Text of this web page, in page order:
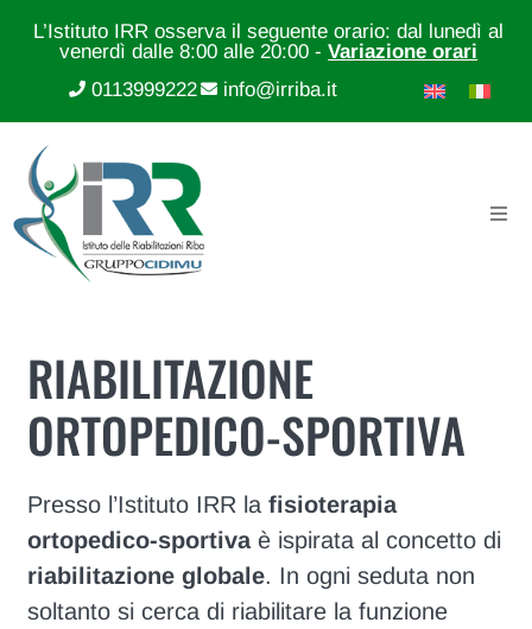
L’Istituto IRR osserva il seguente orario: dal lunedì al
venerdì dalle 8:00 alle 20:00 -Variazione orari
0113999222
info@irriba.it
RIABILITAZIONE
ORTOPEDICO-SPORTIVA
Presso l’Istituto IRR lafisioterapia
ortopedico-sportivaè ispirata al concetto di
riabilitazione globale. In ogni seduta non
soltanto si cerca di riabilitare la funzione